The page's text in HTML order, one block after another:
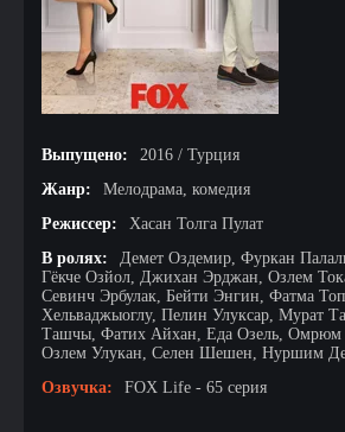
Выпущено:
2016 / Турция
Жанр:
Мелодрама, комедия
Режиссер:
Хасан Толга Пулат
В ролях:
Демет Оздемир, Фуркан
Гёкче Озйол, Джихан Эрджан, Озлем
Севинч Эрбулак, Бейти Энгин, Фатма
Хельваджыоглу, Пелин Улуксар, Мурат
Ташчы, Фатих Айхан, Еда Озель, Омрюм
Озлем Улукан, Селен Шешен, Нуршим
Озвучка:
FOX Life - 65 серия